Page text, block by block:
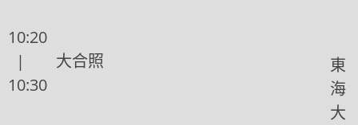
東
海
大
10:20
|
10:30
大合照